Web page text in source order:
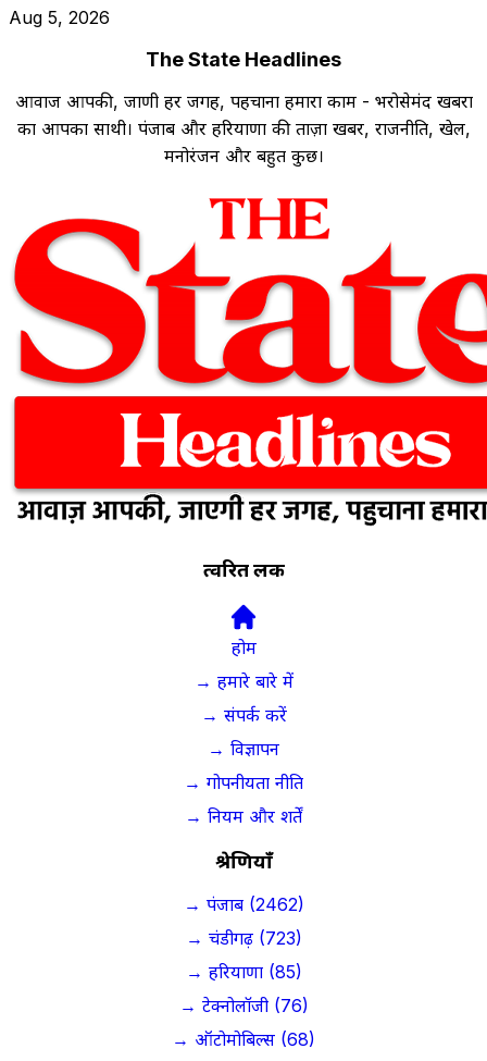
Aug 5, 2026
The State Headlines
आवाज आपकी, जाणी हर जगह, पहचाना हमारा काम - भरोसेमंद खबरों
का आपका साथी। पंजाब और हरियाणा की ताज़ा खबरें, राजनीति, खेल,
मनोरंजन और बहुत कुछ।
त्वरित लिंक
होम
→ हमारे बारे में
→ संपर्क करें
→ विज्ञापन
→ गोपनीयता नीति
→ नियम और शर्तें
श्रेणियाँ
→ पंजाब (2462)
→ चंडीगढ़ (723)
→ हरियाणा (85)
→ टेक्नोलॉजी (76)
→ ऑटोमोबिल्स (68)